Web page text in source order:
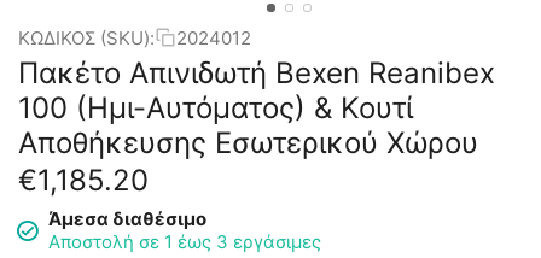
ΚΩΔΙΚΟΣ (SKU): 2024012
Πακέτο Απινιδωτή Bexen Reanibex
100 (Ημι-Αυτόματος) & Κουτί
Αποθήκευσης Εσωτερικού Χώρου
€1,185.20
Άμεσα διαθέσιμο
Αποστολή σε 1 έως 3 εργάσιμες